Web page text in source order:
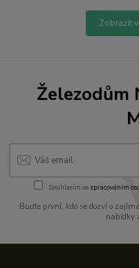
Zobrazit
Železodům
Souhlasím se zpracováním
Buďte první, kdo se dozví o
nabídky